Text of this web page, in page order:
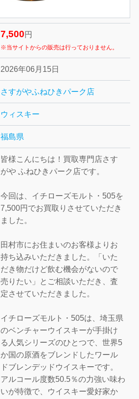
7,500 円
※当サイトからの販売は行っておりません。
2026年06月15日
さすがやふねひきパーク店
ウィスキー
福島県
皆様こんにちは！買取専門店さす
がや ふねひきパーク店です。
今回は、イチローズモルト・505を
7,500円でお買取りさせていただき
ました。
田村市にお住まいのお客様よりお
持ち込みいただきました。「いた
だき物だけど飲む機会がないので
売りたい」とご相談いただき、査
定させていただきました。
イチローズモルト・505は、埼玉県
のベンチャーウイスキーが手掛け
る人気シリーズのひとつで、世界5
か国の原酒をブレンドしたワール
ドブレンデッドウイスキーです。
アルコール度数50.5％の力強い味わ
いが特徴で、ウイスキー愛好家か